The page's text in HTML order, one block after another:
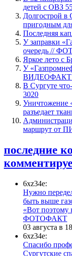
детей с ОВЗ
​Долгострой в
пригодным
​Последняя
​У заправки
очередь //
Яркое лето с
У
ВИДЕОФАКТ
​В Сургуте
3020
​Уничтожение
разъедает
маршрут от
последние
6xz34e:
Нужно
быть выше
«Вот поэтому
ФОТОФАКТ
03 августа в
6xz34e:
Спасибо
Сургутские